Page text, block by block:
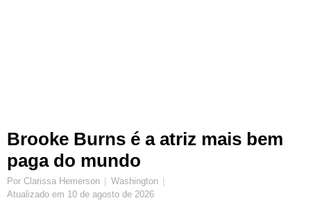
Brooke Burns é a atriz mais bem
paga do mundo
Por Clarissa Hemerson
Washington
Atualizado em 10 de agosto de 2026